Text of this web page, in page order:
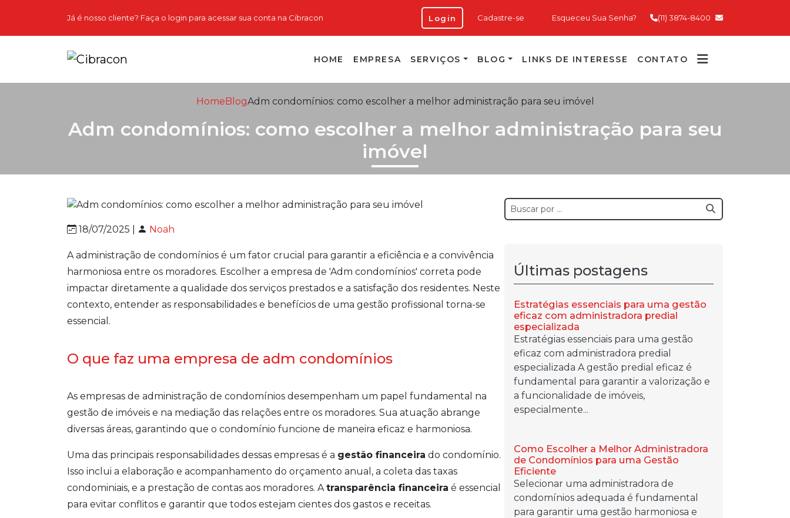
Já é nosso cliente? Faça o login para acessar sua conta na Cibracon Login Cadastre-se Esqueceu Sua Senha? (11) 3874-8400
HOME EMPRESA SERVIÇOS BLOG LINKS DE INTERESSE CONTATO
HomeBlogAdm condomínios: como escolher a melhor administração para seu imóvel
Adm condomínios: como escolher a melhor administração para seu
imóvel
18/07/2025 | Noah
A administração de condomínios é um fator crucial para garantir a eficiência e a convivência
harmoniosa entre os moradores. Escolher a empresa de 'Adm condomínios' correta pode
impactar diretamente a qualidade dos serviços prestados e a satisfação dos residentes. Neste
contexto, entender as responsabilidades e benefícios de uma gestão profissional torna-se
essencial.
O que faz uma empresa de adm condomínios
As empresas de administração de condomínios desempenham um papel fundamental na
gestão de imóveis e na mediação das relações entre os moradores. Sua atuação abrange
diversas áreas, garantindo que o condomínio funcione de maneira eficaz e harmoniosa.
Uma das principais responsabilidades dessas empresas é a gestão financeira do condomínio.
Isso inclui a elaboração e acompanhamento do orçamento anual, a coleta das taxas
condominiais, e a prestação de contas aos moradores. Atransparência financeira é essencial
para evitar conflitos e garantir que todos estejam cientes dos gastos e receitas.
Últimas postagens
Estratégias essenciais para uma gestão
eficaz com administradora predial
especializada
Estratégias essenciais para uma gestão
eficaz com administradora predial
especializada A gestão predial eficaz é
fundamental para garantir a valorização e
a funcionalidade de imóveis,
especialmente...
Como Escolher a Melhor Administradora
de Condomínios para uma Gestão
Eficiente
Selecionar uma administradora de
condomínios adequada é fundamental
para garantir uma gestão harmoniosa e